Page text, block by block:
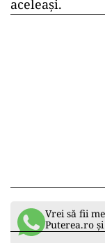
aceleași.
Vrei să fii
Puterea.ro